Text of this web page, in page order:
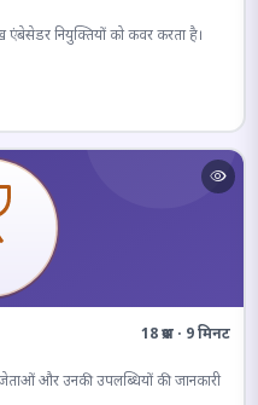
नियुक्तियों को कवर करता है।
18 प्रश्न · 9 मिनट
और उनकी उपलब्धियों की जानकारी